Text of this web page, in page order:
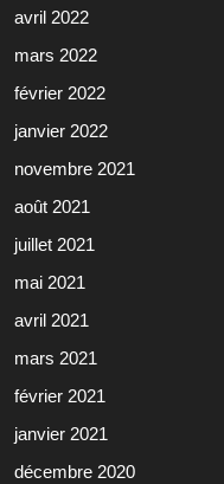
avril 2022
mars 2022
février 2022
janvier 2022
novembre 2021
août 2021
juillet 2021
mai 2021
avril 2021
mars 2021
février 2021
janvier 2021
décembre 2020